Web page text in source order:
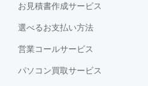
お見積書作成サービス
選べるお支払い方法
営業コールサービス
パソコン買取サービス